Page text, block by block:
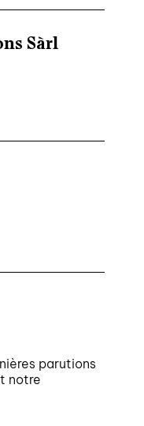
Sàrl
parutions
notre